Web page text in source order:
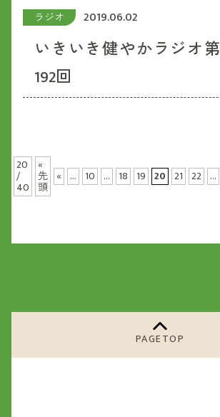
ラジオ 2019.06.02
いきいき健やかラジオ第
192回
20
/
40
«
先
頭
« ... 10 ... 18 19 20 21 22 ...
PAGETOP